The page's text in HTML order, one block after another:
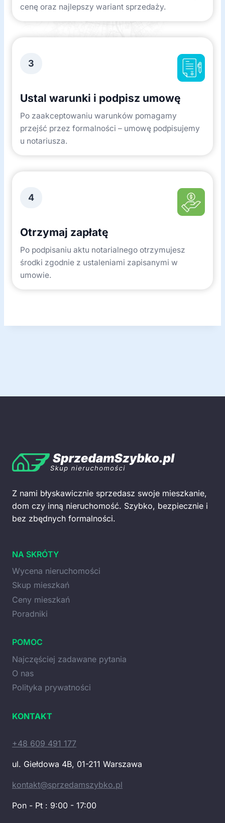
cenę oraz najlepszy wariant sprzedaży.
3
Ustal warunki i podpisz umowę
Po zaakceptowaniu warunków pomagamy
przejść przez formalności – umowę podpisujemy
u notariusza.
4
Otrzymaj zapłatę
Po podpisaniu aktu notarialnego otrzymujesz
środki zgodnie z ustaleniami zapisanymi w
umowie.
Z nami błyskawicznie sprzedasz swoje mieszkanie,
dom czy inną nieruchomość. Szybko, bezpiecznie i
bez zbędnych formalności.
NA SKRÓTY
Wycena nieruchomości
Skup mieszkań
Ceny mieszkań
Poradniki
POMOC
Najczęściej zadawane pytania
O nas
Polityka prywatności
KONTAKT
+48 609 491 177
ul. Giełdowa 4B, 01-211 Warszawa
kontakt@sprzedamszybko.pl
Pon - Pt : 9:00 - 17:00